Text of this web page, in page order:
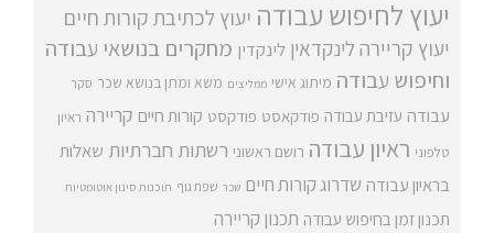
יעוץ לחיפוש עבודה יעוץ לכתיבת קורות חיים
יעוץ קריירה לינקדאין לינקדין מחקרים בנושאי עבודה
וחיפוש עבודה מיתוג אישי ממליצים משא ומתן בנושא שכר סקר
עבודה עזיבת עבודה פודקאסט פודקסט קורות חיים קריירה ראיון
טלפוני ראיון עבודה רושם ראשוני רשתות חברתיות שאלות
בראיון עבודה שדרוג קורות חיים שכר שפת גוף תוכנות סינון אוטומטיות
תכנון זמן בחיפוש עבודה תכנון קריירה